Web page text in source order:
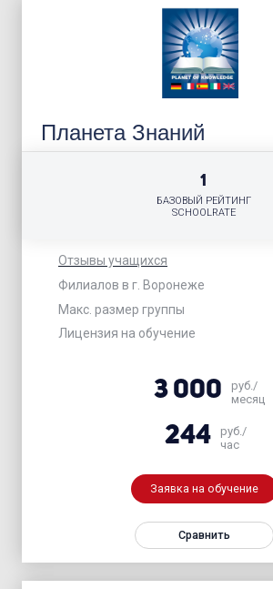
Планета Знаний
Отзывы учащихся
Филиалов в г. Воронеже
Макс. размер группы
Лицензия на обучение
1
БАЗОВЫЙ РЕЙТИНГ
SCHOOLRATE
3 000
руб./
месяц
244
руб./
час
Заявка на обучение
Сравнить